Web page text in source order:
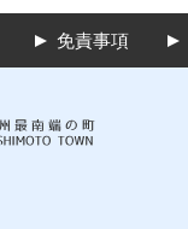
免責事項